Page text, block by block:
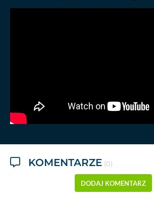
KOMENTARZE (0)
DODAJ KOMENTARZ